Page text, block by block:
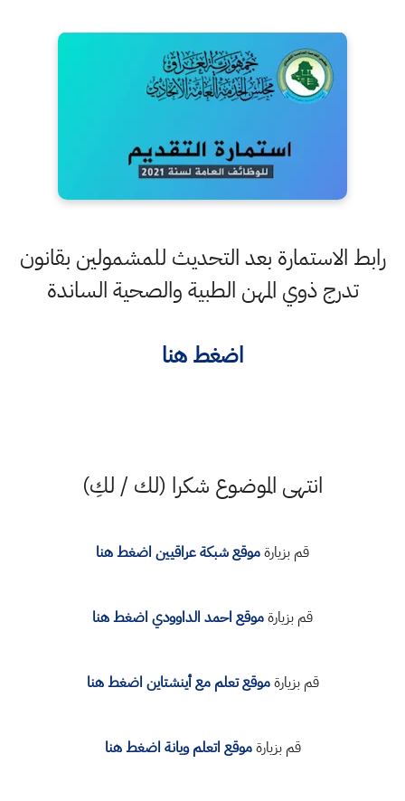
رابط الاستمارة بعد التحديث للمشمولين بقانون
تدرج ذوي المهن الطبية والصحية الساندة
اضغط هنا
انتهى الموضوع شكرا (لك / لكِ)
قم بزيارةموقع شبكة عراقيين اضغط هنا
قم بزيارةموقع احمد الداوودي اضغط هنا
قم بزيارةموقع تعلم مع أينشتاين اضغط هنا
قم بزيارةموقع اتعلم ويانة اضغط هنا